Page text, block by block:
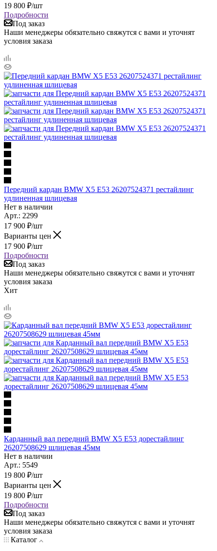
19 800 ₽/шт
Подробности
Под заказ
Наши менеджеры обязательно свяжутся с вами и уточнят
условия заказа
Передний кардан BMW X5 E53 26207524371 рестайлинг
удлиненная шлицевая
Нет в наличии
Арт.: 2299
17 900 ₽/шт
Варианты цен
17 900 ₽/шт
Подробности
Под заказ
Наши менеджеры обязательно свяжутся с вами и уточнят
условия заказа
Хит
Карданный вал передний BMW X5 E53 дорестайлинг
26207508629 шлицевая 45мм
Нет в наличии
Арт.: 5549
19 800 ₽/шт
Варианты цен
19 800 ₽/шт
Подробности
Под заказ
Наши менеджеры обязательно свяжутся с вами и уточнят
условия заказа
Каталог